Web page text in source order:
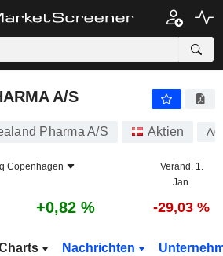
A/S
A/S
Pharma A/S Aktien
Copenhagen
Veränd. 1.
Jan.
+0,82 % -29,03 %
Nachrichten